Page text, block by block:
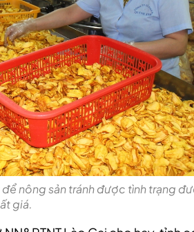
nông sản tránh được tình trạng
giá.